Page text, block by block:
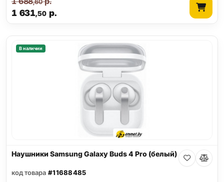
1 631,50 р.
,60
В наличии
Наушники Samsung Galaxy Buds 4 Pro (белый)
код товара #11688485